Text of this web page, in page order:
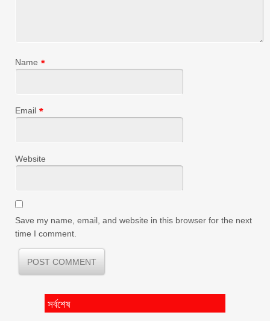
Name *
Email *
Website
Save my name, email, and website in this browser for the next
time I comment.
সর্বশেষ